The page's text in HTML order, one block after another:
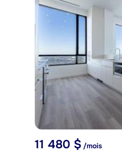
11 480 $ /mois